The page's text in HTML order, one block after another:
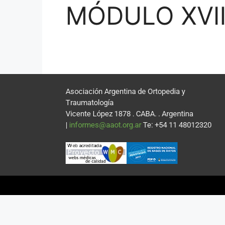
MÓDULO XVII
Asociación Argentina de Ortopedia y
Traumatología
Vicente López 1878 . CABA. . Argentina
| informes@aaot.org.ar Te: +54 11 48012320